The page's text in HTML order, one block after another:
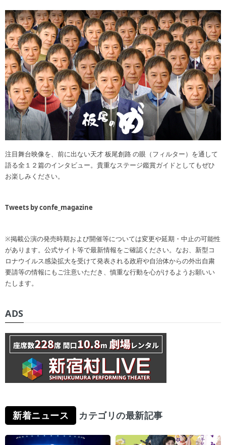
注目舞台映像を、前に出ない天才 板尾創路 の眼（フィルター）を通して
語る全１２篇のインタビュー。貴重なステージ鑑賞ガイドとしてもぜひ
お楽しみください。
Tweets by confe_magazine
※掲載公演の発売時期および開催等については変更や延期・中止の可能性
があります。公式サイト等で最新情報をご確認ください。なお、新型コ
ロナウイルス感染拡大を受けて発表される政府や自治体からの外出自粛
要請等の情報にもご注意いただき、慎重な行動を心がけるようお願いい
たします。
ADS
新着ニュース カテゴリの最新記事